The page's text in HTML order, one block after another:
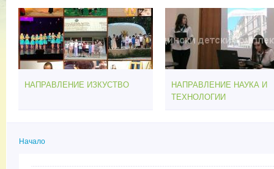
НАПРАВЛЕНИЕ ИЗКУСТВО
НАПРАВЛЕНИЕ НАУКА И
ТЕХНОЛОГИИ
Начало